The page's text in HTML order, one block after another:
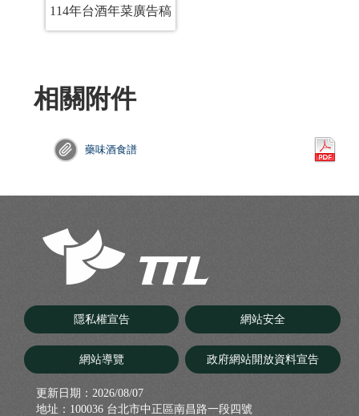
114年台酒年菜廣告稿
相關附件
藥味酒食譜
隱私權宣告 網站安全
網站導覽 政府網站開放資料宣告
更新日期： 2026/08/07
地址：100036 台北市中正區南昌路一段四號